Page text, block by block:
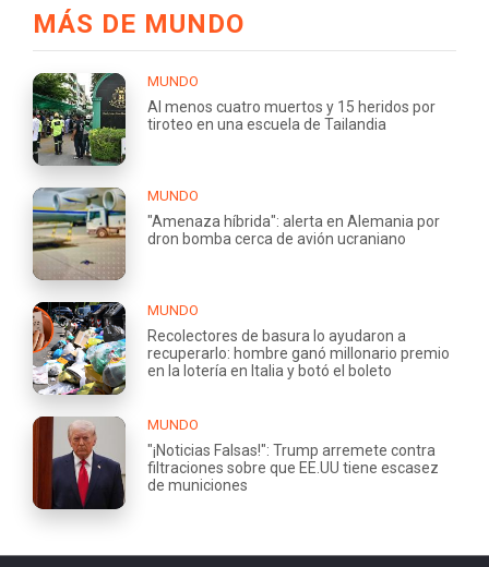
MÁS DE MUNDO
MUNDO
Al menos cuatro muertos y 15 heridos por
tiroteo en una escuela de Tailandia
MUNDO
"Amenaza híbrida": alerta en Alemania por
dron bomba cerca de avión ucraniano
MUNDO
Recolectores de basura lo ayudaron a
recuperarlo: hombre ganó millonario premio
en la lotería en Italia y botó el boleto
MUNDO
"¡Noticias Falsas!": Trump arremete contra
filtraciones sobre que EE.UU tiene escasez
de municiones